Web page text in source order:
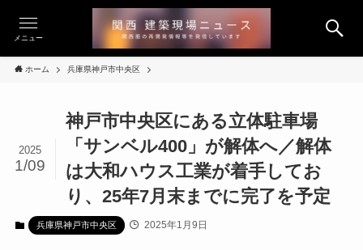
メニュー
ホーム 兵庫県神戸市中央区
神戸市中央区にある立体駐車場
「サンベル400」が解体へ／解体
は大和ハウス工業が着手してお
り、25年7月末までに完了を予定
2025
1/09
兵庫県神戸市中央区 2025年1月9日